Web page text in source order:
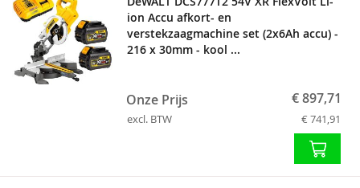
ion Accu afkort- en
verstekzaagmachine set (2x6Ah accu) -
216 x 30mm - kool ...
Onze Prijs € 897,71
excl. BTW € 741,91